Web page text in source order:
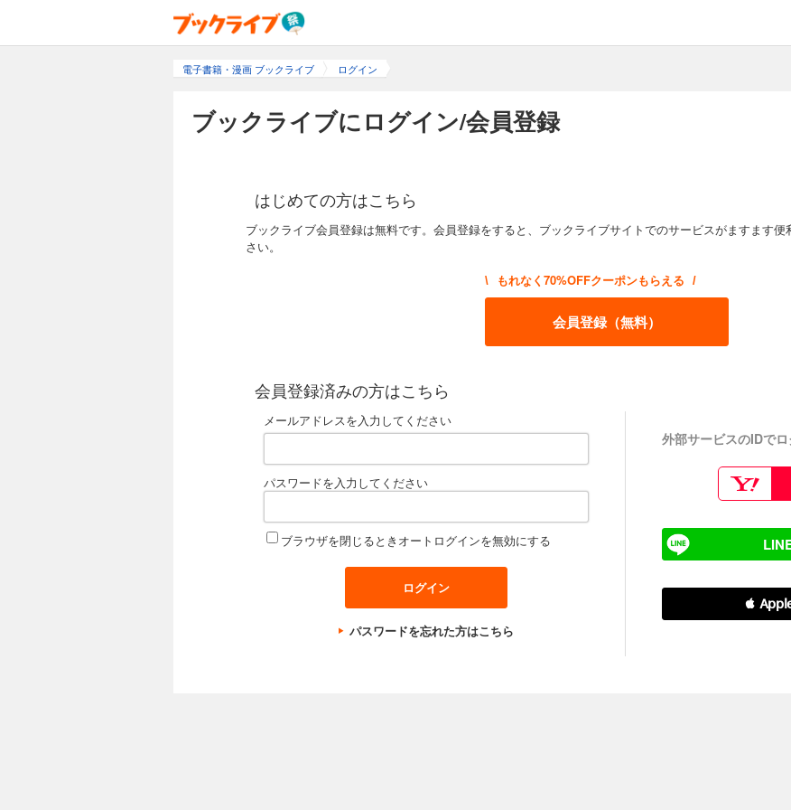
電子書籍・漫画 ブックライブ ログイン
ブックライブにログイン/会員登録
はじめての方はこちら
ブックライブ会員登録は無料です。会員登録をすると、ブックライブサイトでのサービスがますます
さい。
\ もれなく70%OFFクーポンもらえる /
会員登録（無料）
会員登録済みの方はこちら
メールアドレスを入力してください
パスワードを入力してください
ブラウザを閉じるときオートログインを無効にする
パスワードを忘れた方はこちら
外部サービスのIDで
 Apple